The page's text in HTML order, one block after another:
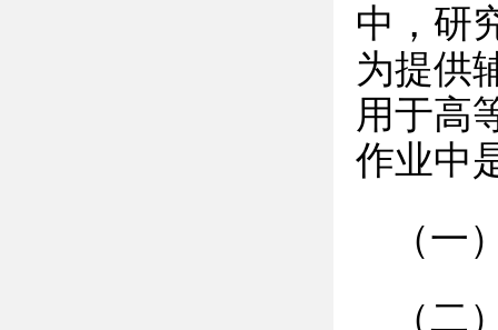
中，研
为提供
用于高
作业中
（一
（二